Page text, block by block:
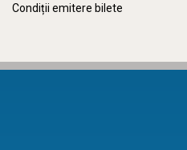
Condiții emitere bilete